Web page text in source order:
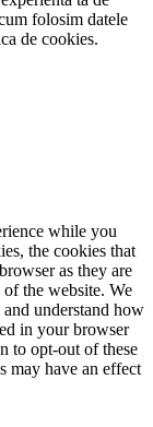
folosim datele
de cookies.
while you
the cookies that
as they are
the website. We
understand how
in your browser
to opt-out of these
may have an effect